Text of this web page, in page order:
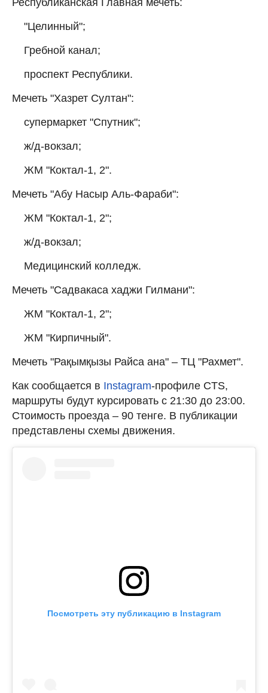
"Целинный";
Гребной канал;
проспект Республики.
Мечеть "Хазрет Султан":
супермаркет "Спутник";
ж/д-вокзал;
ЖМ "Коктал-1, 2".
Мечеть "Абу Насыр Аль-Фараби":
ЖМ "Коктал-1, 2";
ж/д-вокзал;
Медицинский колледж.
Мечеть "Садвакаса хаджи Гилмани":
ЖМ "Коктал-1, 2";
ЖМ "Кирпичный".
Мечеть "Рақымқызы Райса ана" – ТЦ "Рахмет".
Как сообщается в Instagram-профиле CTS,
маршруты будут курсировать с 21:30 до 23:00.
Стоимость проезда – 90 тенге. В публикации
представлены схемы движения.
Посмотреть эту публикацию в Instagram